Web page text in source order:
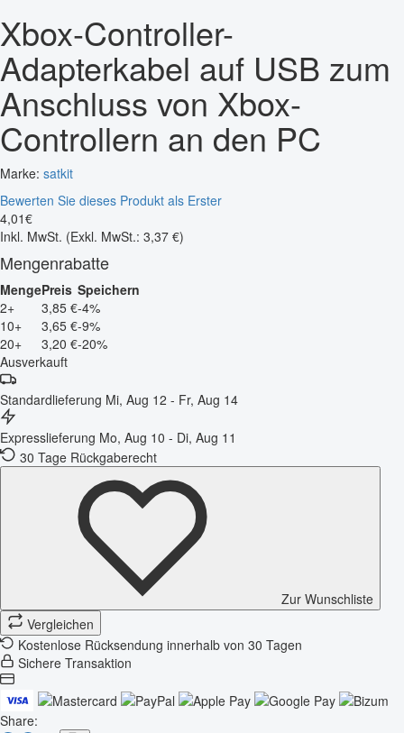
Xbox-Controller-
Adapterkabel auf USB zum
Anschluss von Xbox-
Controllern an den PC
Marke: satkit
Bewerten Sie dieses Produkt als Erster
4,01€
Inkl. MwSt. (Exkl. MwSt.: 3,37 €)
Mengenrabatte
MengePreis Speichern
2+
3,85 €-4%
10+
3,65 €-9%
20+
3,20 €-20%
Ausverkauft
Standardlieferung Mi, Aug 12 - Fr, Aug 14
Expresslieferung Mo, Aug 10 - Di, Aug 11
30 Tage Rückgaberecht
Zur Wunschliste
Vergleichen
Kostenlose Rücksendung innerhalb von 30 Tagen
Sichere Transaktion
Share: